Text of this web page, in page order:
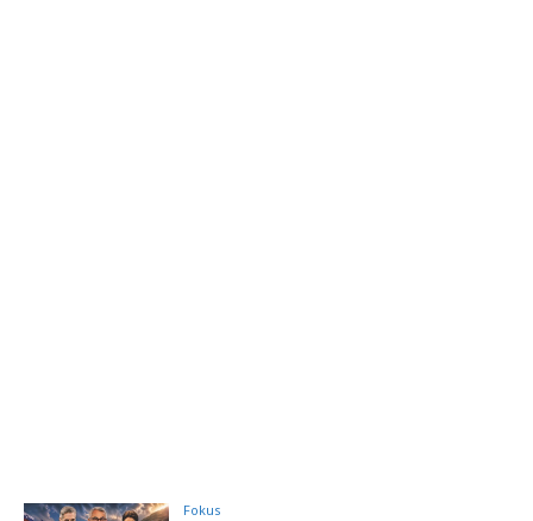
Fokus